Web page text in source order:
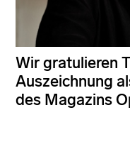
Wir gratulieren
Auszeichnung
des Magazins